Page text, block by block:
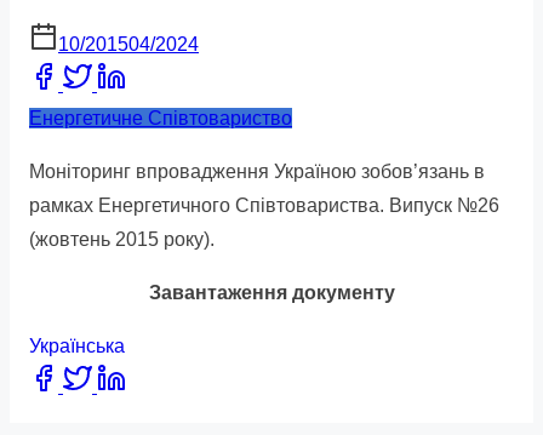
10/201504/2024
Share
this
on:
Енергетичне Співтовариство
Моніторинг впровадження Україною зобов’язань в
рамках Енергетичного Співтовариства. Випуск №26
(жовтень 2015 року).
Завантаження документу
Українська
Share